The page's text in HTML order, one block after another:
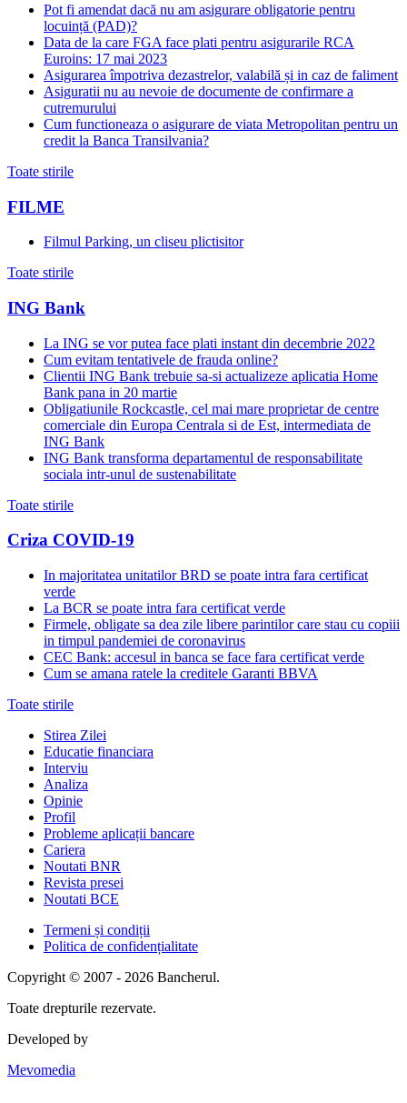
Pot fi amendat dacă nu am asigurare obligatorie pentru
locuință (PAD)?
Data de la care FGA face plati pentru asigurarile RCA
Euroins: 17 mai 2023
Asigurarea împotriva dezastrelor, valabilă și in caz de faliment
Asiguratii nu au nevoie de documente de confirmare a
cutremurului
Cum functioneaza o asigurare de viata Metropolitan pentru un
credit la Banca Transilvania?
Toate stirile
FILME
Filmul Parking, un cliseu plictisitor
Toate stirile
ING Bank
La ING se vor putea face plati instant din decembrie 2022
Cum evitam tentativele de frauda online?
Clientii ING Bank trebuie sa-si actualizeze aplicatia Home
Bank pana in 20 martie
Obligatiunile Rockcastle, cel mai mare proprietar de centre
comerciale din Europa Centrala si de Est, intermediata de
ING Bank
ING Bank transforma departamentul de responsabilitate
sociala intr-unul de sustenabilitate
Toate stirile
Criza COVID-19
In majoritatea unitatilor BRD se poate intra fara certificat
verde
La BCR se poate intra fara certificat verde
Firmele, obligate sa dea zile libere parintilor care stau cu copiii
in timpul pandemiei de coronavirus
CEC Bank: accesul in banca se face fara certificat verde
Cum se amana ratele la creditele Garanti BBVA
Toate stirile
Stirea Zilei
Educatie financiara
Interviu
Analiza
Opinie
Profil
Probleme aplicații bancare
Cariera
Noutati BNR
Revista presei
Noutati BCE
Termeni și condiții
Politica de confidențialitate
Copyright © 2007 - 2026 Bancherul.
Toate drepturile rezervate.
Developed by
Mevomedia